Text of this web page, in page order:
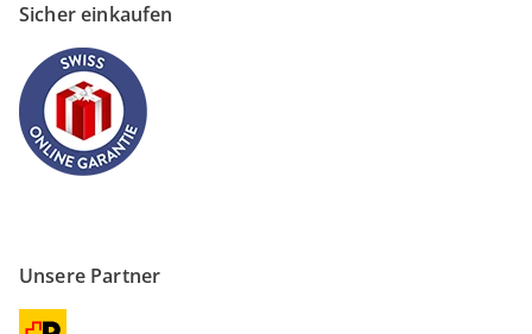
Sicher einkaufen
Unsere Partner